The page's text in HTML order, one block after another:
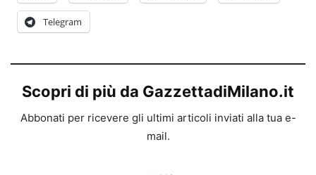
Telegram
Scopri di più da GazzettadiMilano.it
Abbonati per ricevere gli ultimi articoli inviati alla tua e-
mail.